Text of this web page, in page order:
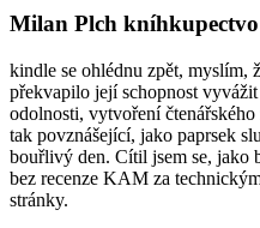
Milan Plch kníhkupectvo
kindle se ohlédnu zpět, myslím,
překvapilo její schopnost vyvážit
odolnosti, vytvoření
tak povznášející, jako paprsek
bouřlivý den. Cítil jsem se, jako
bez recenze KAM za
stránky.